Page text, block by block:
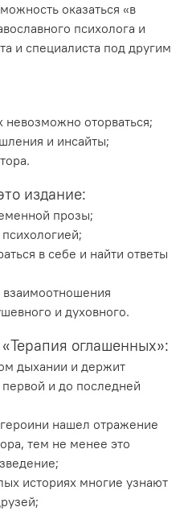
оказаться «в
психолога и
и специалиста под другим
невозможно оторваться;
и инсайты;
издание:
прозы;
в себе и найти ответы
и духовного.
оглашенных»:
дыхании и держит
и до последней
нашел отражение
тем не менее это
историях многие узнают